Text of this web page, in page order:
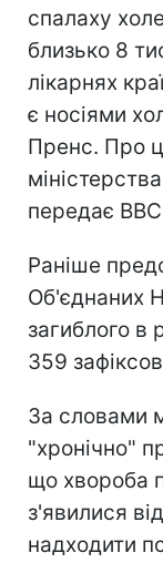
спалаху
близько 8
лікарнях
є носіями
Пренс. Про
передає
Раніше
Об'єднаних
загиблого в
359
За словами
"хронічно"
що хвороба
з'явилися
надходити